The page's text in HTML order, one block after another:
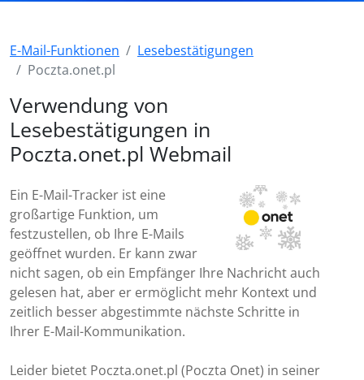
E-Mail-Funktionen
Lesebestätigungen
Poczta.onet.pl
Verwendung von
Lesebestätigungen in
Poczta.onet.pl Webmail
Ein E-Mail-Tracker ist eine
großartige Funktion, um
festzustellen, ob Ihre E-Mails
geöffnet wurden. Er kann zwar
nicht sagen, ob ein Empfänger Ihre Nachricht auch
gelesen hat, aber er ermöglicht mehr Kontext und
zeitlich besser abgestimmte nächste Schritte in
Ihrer E-Mail-Kommunikation.
Leider bietet Poczta.onet.pl (Poczta Onet) in seiner